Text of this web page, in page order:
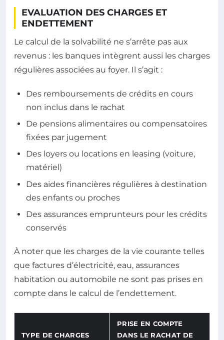
EVALUATION DES CHARGES ET
ENDETTEMENT
Le calcul de la solvabilité ne s’arrête pas aux
revenus : les banques intègrent aussi les charges
régulières associées au foyer. Il s’agit :
Des remboursements de crédits en cours
non inclus dans le rachat
De pensions alimentaires ou compensatoires
fixées par jugement
Des loyers ou locations en leasing (voiture,
matériel)
Des aides financières régulières à destination
des enfants ou proches
Des assurances emprunteurs pour les crédits
conservés
À noter que les charges de la vie courante telles
que factures d’électricité, eau, assurances
habitation ou automobile ne sont pas prises en
compte dans le calcul de l’endettement.
TYPE DE CHARGES
PRISE EN COMPTE
DANS LE RACHAT DE